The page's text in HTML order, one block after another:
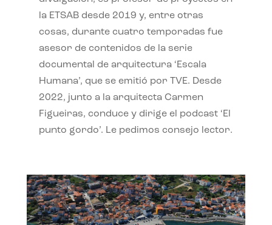
la ETSAB desde 2019 y, entre otras
cosas, durante cuatro temporadas fue
asesor de contenidos de la serie
documental de arquitectura ‘Escala
Humana’, que se emitió por TVE. Desde
2022, junto a la arquitecta Carmen
Figueiras, conduce y dirige el podcast ‘El
punto gordo’. Le pedimos consejo lector.